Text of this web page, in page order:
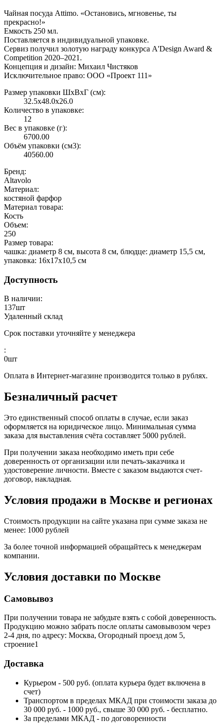
Чайная посуда Attimo. «Остановись, мгновенье, ты
прекрасно!»
Емкость 250 мл.
Поставляется в индивидуальной упаковке.
Сервиз получил золотую награду конкурса A'Design Award &
Competition 2020–2021.
Концепция и дизайн: Михаил Чистяков
Исключительное право: ООО «Проект 111»
Размер упаковки ШxВxГ (см):
32.5x48.0x26.0
Количество в упаковке:
12
Вес в упаковке (г):
6700.00
Объём упаковки (см3):
40560.00
Бренд:
Altavolo
Материал:
костяной фарфор
Материал товара:
Кость
Объем:
250
Размер товара:
чашка: диаметр 8 см, высота 8 см, блюдце: диаметр 15,5 см,
упаковка: 16х17х10,5 см
Доступность
В наличии:
137шт
Удаленный склад
Срок поставки уточняйте у менеджера
:
0шт
Оплата в Интернет-магазине производится только в рублях.
Безналичный расчет
Это единственный способ оплаты в случае, если заказ
оформляется на юридическое лицо. Минимальная сумма
заказа для выставления счёта составляет 5000 рублей.
При получении заказа необходимо иметь при себе
доверенность от организации или печать-заказчика и
удостоверение личности. Вместе с заказом выдаются счет-
договор, накладная.
Условия продажи в Москве и регионах
Стоимость продукции на сайте указана при сумме заказа не
менее: 1000 рублей
За более точной информацией обращайтесь к менеджерам
компании.
Условия доставки по Москве
Самовывоз
При получении товара не забудьте взять с собой доверенность.
Продукцию можно забрать после оплаты самовывозом через
2-4 дня, по адресу: Москва, Огородный проезд дом 5,
строение1
Доставка
Курьером - 500 руб. (оплата курьера будет включена в
счет)
Транспортом в пределах МКАД при стоимости заказа до
30 000 руб. - 1000 руб., свыше 30 000 руб. - бесплатно.
За пределами МКАД - по договоренности